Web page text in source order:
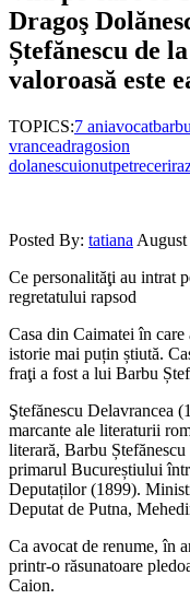
Dragoş
Ștefănescu de
valoroasă este
TOPICS:7 aniavocat
vranceadragosion
dolanescuionutpetreceri
Posted By: tatiana August
Ce personalităţi au intrat
regretatului rapsod
Casa din Caimatei în
istorie mai puțin știută.
fraţi a fost a lui Barbu
Ştefănescu Delavrancea
marcante ale literaturii
literară, Barbu
primarul Bucureștiului
Deputaților (1899).
Deputat de Putna,
Ca avocat de renume, în
printr-o răsunatoare
Caion.